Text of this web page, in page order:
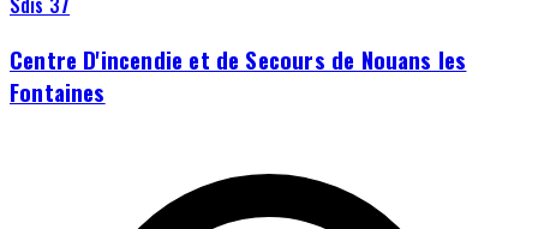
Centre D'incendie et de Secours de Nouans les
Fontaines